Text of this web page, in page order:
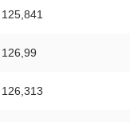
125,841
126,99
126,313